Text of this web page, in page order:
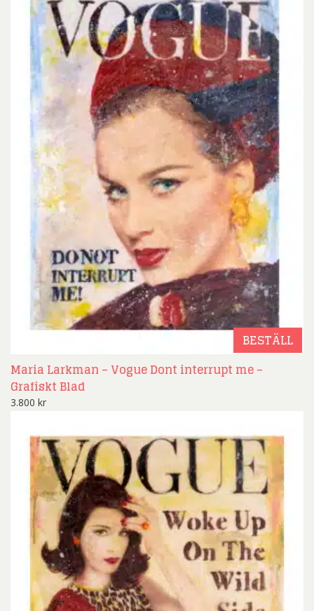
BESTÄLL
Maria Larkman – Vogue Dont interrupt me –
Grafiskt Blad
3.800 kr